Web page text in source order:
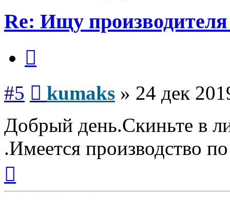
Re: Ищу
#5 kumaks » 24 дек
Добрый день.Скиньте в
.Имеется производство
началу